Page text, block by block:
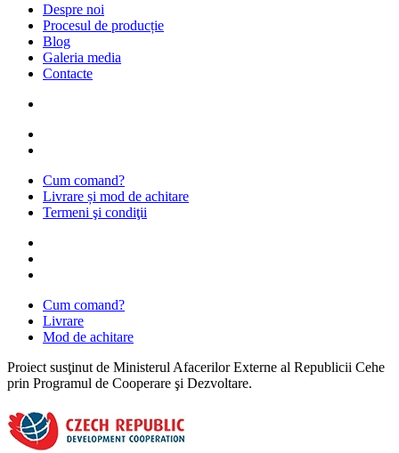
Despre noi
Procesul de producție
Blog
Galeria media
Contacte
Cum comand?
Livrare și mod de achitare
Termeni şi condiţii
Cum comand?
Livrare
Mod de achitare
Proiect susţinut de Ministerul Afacerilor Externe al Republicii Cehe
prin Programul de Cooperare şi Dezvoltare.